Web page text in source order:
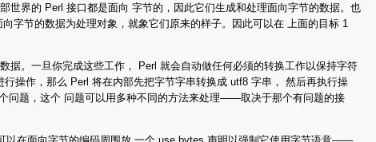
世界的 Perl 接口都是面向 字节的，因此它们生成和处理面向字节的数据。也
字节的数据为处理对象，就象它们原来的样子。因此可以在 上面的目标 1
。一旦你完成这些工作， Perl 就会自动做任何必须的转换工作以保持字符
操作，那么 Perl 将在内部先把字节字串转换成 utf8 字串， 然后再执行操
问题，这个 问题可以用多种不同的方法来处理——取决于那个有问题的接